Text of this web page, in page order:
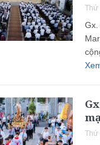
Thứ
Thứ